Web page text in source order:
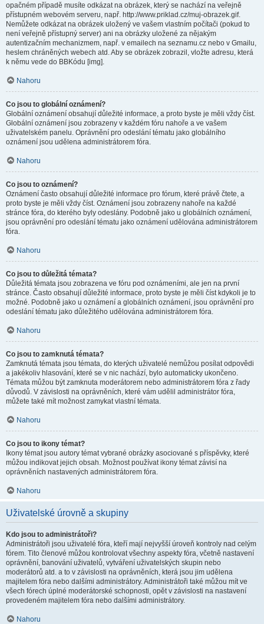
opačném případě musíte odkázat na obrázek, který se nachází na veřejně
přístupném webovém serveru, např. http://www.priklad.cz/muj-obrazek.gif.
Nemůžete odkázat na obrázek uložený ve vašem vlastním počítači (pokud to
není veřejně přístupný server) ani na obrázky uložené za nějakým
autentizačním mechanizmem, např. v emailech na seznamu.cz nebo v Gmailu,
heslem chráněných webech atd. Aby se obrázek zobrazil, vložte adresu, která
k němu vede do BBKódu [img].
Nahoru
Co jsou to globální oznámení?
Globální oznámení obsahují důležité informace, a proto byste je měli vždy číst.
Globální oznámení jsou zobrazeny v každém fóru nahoře a ve vašem
uživatelském panelu. Oprávnění pro odeslání tématu jako globálního
oznámení jsou udělena administrátorem fóra.
Nahoru
Co jsou to oznámení?
Oznámení často obsahují důležité informace pro fórum, které právě čtete, a
proto byste je měli vždy číst. Oznámení jsou zobrazeny nahoře na každé
stránce fóra, do kterého byly odeslány. Podobně jako u globálních oznámení,
jsou oprávnění pro odeslání tématu jako oznámení udělována administrátorem
fóra.
Nahoru
Co jsou to důležitá témata?
Důležitá témata jsou zobrazena ve fóru pod oznámeními, ale jen na první
stránce. Často obsahují důležité informace, proto byste je měli číst kdykoli je to
možné. Podobně jako u oznámení a globálních oznámení, jsou oprávnění pro
odeslání tématu jako důležitého udělována administrátorem fóra.
Nahoru
Co jsou to zamknutá témata?
Zamknutá témata jsou témata, do kterých uživatelé nemůžou posílat odpovědi
a jakékoliv hlasování, které se v nic nachází, bylo automaticky ukončeno.
Témata můžou být zamknuta moderátorem nebo administrátorem fóra z řady
důvodů. V závislosti na oprávněních, které vám udělil administrátor fóra,
můžete také mít možnost zamykat vlastní témata.
Nahoru
Co jsou to ikony témat?
Ikony témat jsou autory témat vybrané obrázky asociované s příspěvky, které
můžou indikovat jejich obsah. Možnost používat ikony témat závisí na
oprávněních nastavených administrátorem fóra.
Nahoru
Uživatelské úrovně a skupiny
Kdo jsou to administrátoři?
Administrátoři jsou uživatelé fóra, kteří mají nejvyšší úroveň kontroly nad celým
fórem. Tito členové můžou kontrolovat všechny aspekty fóra, včetně nastavení
oprávnění, banování uživatelů, vytváření uživatelských skupin nebo
moderátorů atd. a to v závislosti na oprávněních, která jsou jim udělena
majitelem fóra nebo dalšími administrátory. Administrátoři také můžou mít ve
všech fórech úplné moderátorské schopnosti, opět v závislosti na nastavení
provedeném majitelem fóra nebo dalšími administrátory.
Nahoru